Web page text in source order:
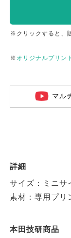
※クリックすると、
※ オリジナルプリン
マル
詳細
サイズ：ミニサ
素材：専用プリ
本田技研商品